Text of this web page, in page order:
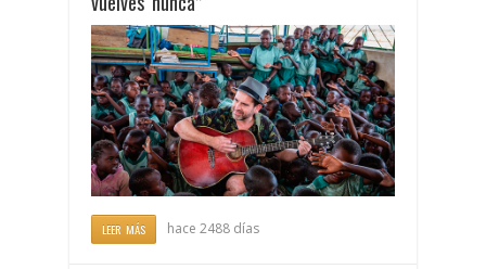
LEER MÁS hace 2488 días